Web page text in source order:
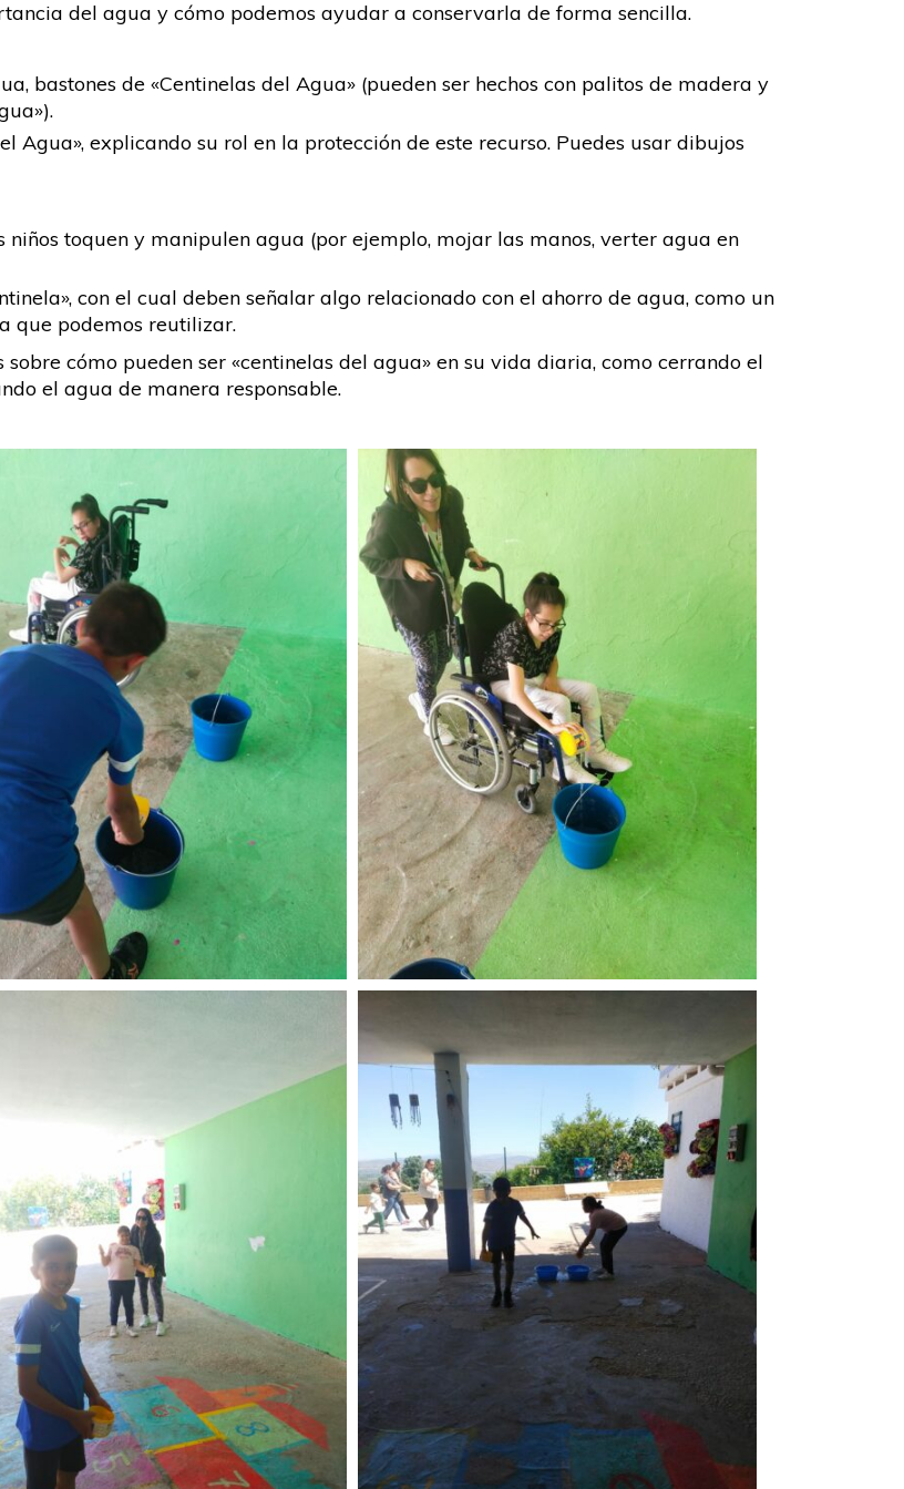
del agua y cómo podemos ayudar a conservarla de forma sencilla.
bastones de «Centinelas del Agua» (pueden ser hechos con palitos de madera y
Agua», explicando su rol en la protección de este recurso. Puedes usar dibujos
toquen y manipulen agua (por ejemplo, mojar las manos, verter agua en
con el cual deben señalar algo relacionado con el ahorro de agua, como un
que podemos reutilizar.
cómo pueden ser «centinelas del agua» en su vida diaria, como cerrando el
el agua de manera responsable.